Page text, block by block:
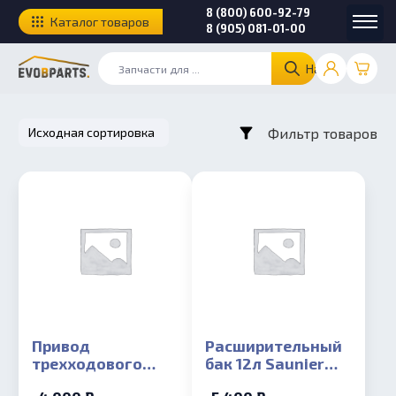
Найти
8 (800) 600-92-79
8 (905) 081-01-00
Каталог товаров
Фильтр товаров
Привод
трехходового
Расширительный
бак 12л Saunier